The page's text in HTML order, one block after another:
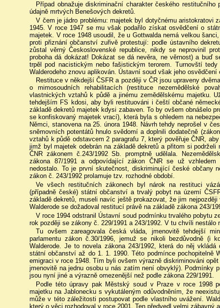
Případ obnažuje diskriminační charakter českého
údajně mrtvých Benešových dekretů.
V čem je jádro problému: majetek byl dotyčnému aristokratovi
1945. V roce 1947 se mu však podařilo získat osvědčení o
majetek. V roce 1948 usoudil, že u Gottwalda nemá velkou
proti přiznání občanství zuřivě protestují: podle ústavního
zůstal věrný Československé republice, nikdy se neprovinil
proboha dá dokázat! Dokázat se dá nevěra, ne věrnost) a buď
trpěl pod nacistickým nebo fašistickým terorem. Turnovští
Walderodeho znovu aplikován. Ústavní soud však jeho
Restituce v někdejší ČSFR a později v ČR jsou upraveny
o mimosoudních rehabilitacích (restituce nezemědělské
vlastnických vztahů k půdě a jinému zemědělskému majetku.
tehdejším FS kdosi, aby byli restituováni i čeští občané
základě dekretů majetek kdysi zabaven. To by ovšem obnášelo
se konfiskovaný majetek vrací), která byla s ohledem na
Němci, stanovena na 25. února 1948. Návrh tehdy neprošel v
sněmovních potentátů hnulo svědomí a doplnili dodatečně
vztahů k půdě odstavcem 2 paragrafu 7, který pověřuje ČNR,
jimž byl majetek odebrán na základě dekretů a přitom si
ČNR zákonem č.243/1992 Sb. promptně udělala.
zákona 87/1991 a odpovídající zákon ČNR se už vzhledem
nedostalo. To je první skutečnost, diskriminující české občany
zákon č. 243/1992 prolamuje tzv. rozhodné období.
Ve všech restitučních zákonech byl nárok na restituci
(případně české) státní občanství a trvalý pobyt na území
základě dekretů, museli navíc ještě prokazovat, že jim
Walderode se dožadoval restitucí právě na základě zákona 243/
V roce 1994 odstranil Ústavní soud podmínku trvalého pobytu
rok později se zákony č. 229/1991 a 243/1992. V tu chvíli nestálo
Tu ovšem zareagovala česká vláda, jmenovitě tehdejší
parlamentu zákon č.30/1996, jemuž se nikoli bezdůvodně (i
Walderode. Je to novela zákona 243/1992, která do něj
státní občanství až do 1. 1. 1990. Této podmínce pochopitelně
emigraci v roce 1948. Tím byli ovšem výrazně diskriminováni
jmenovitě na jednu osobu u nás zatím není obvyklý). Podmínky
jsou nyní jiné a výrazně omezenější než podle zákona 229/1991.
Podle této úpravy pak Městský soud v Praze v roce 1998
majetku na Jablonecku s vykutáleným odůvodněním, že
může v této záležitosti postupovat podle vlastního uvážení.
který o věci rozhodoval v roce 2001. Ten předvedl velmi zábavný